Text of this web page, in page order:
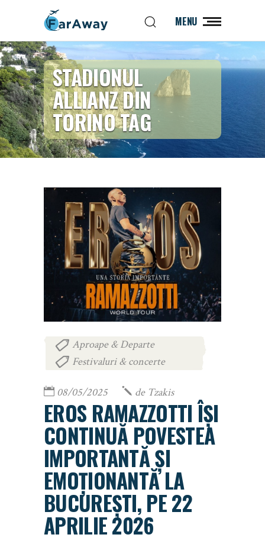
MENU
STADIONUL
ALLIANZ DIN
TORINO TAG
Aproape & Departe
Festivaluri & concerte
08/05/2025 de Tzakis
EROS RAMAZZOTTI ÎȘI
CONTINUĂ POVESTEA
IMPORTANTĂ ȘI
EMOȚIONANTĂ LA
BUCUREȘTI, PE 22
APRILIE 2026